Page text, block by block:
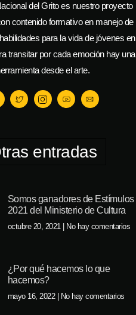
del Grito es nuestro proyecto
contenido formativo en manejo de
para la vida de jóvenes en
transitar por cada emoción hay una
desde el arte.
entradas
Somos ganadores de Estímulos
2021 del Ministerio de Cultura
octubre 20, 2021 No hay comentarios
¿Por qué hacemos lo que
hacemos?
mayo 16, 2022 No hay comentarios